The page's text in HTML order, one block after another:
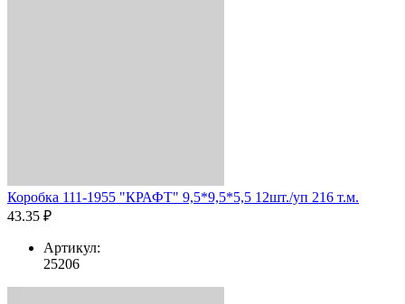
Коробка 111-1955 "КРАФТ" 9,5*9,5*5,5 12шт./уп 216 т.м.
43.35 ₽
Артикул:
25206